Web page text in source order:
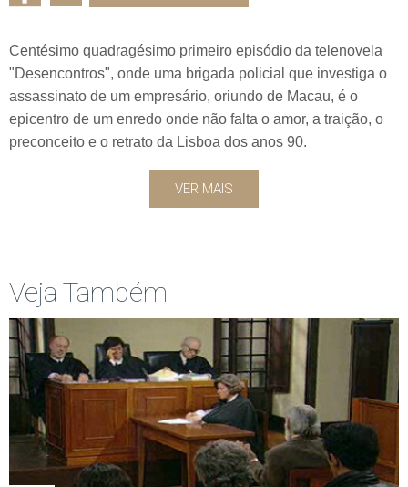
Centésimo quadragésimo primeiro episódio da telenovela
"Desencontros", onde uma brigada policial que investiga o
assassinato de um empresário, oriundo de Macau, é o
epicentro de um enredo onde não falta o amor, a traição, o
preconceito e o retrato da Lisboa dos anos 90.
VER MAIS
Veja Também